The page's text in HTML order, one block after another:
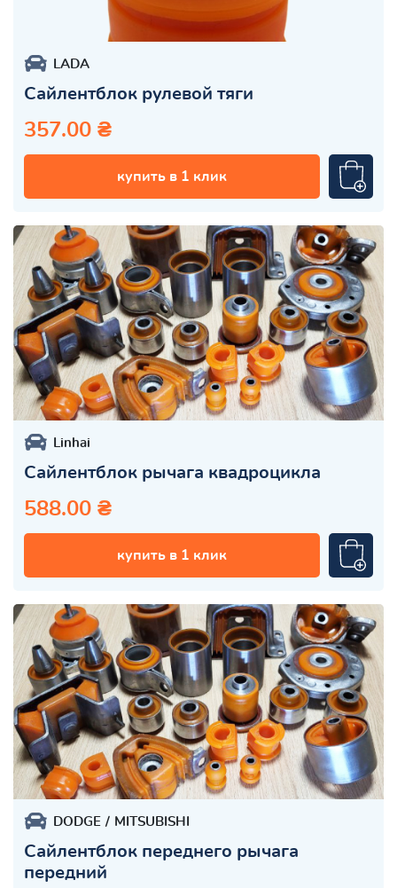
LADA
Сайлентблок рулевой тяги
357.00 ₴
купить в 1 клик
Linhai
Сайлентблок рычага квадроцикла
588.00 ₴
купить в 1 клик
DODGE MITSUBISHI
Сайлентблок переднего рычага
передний